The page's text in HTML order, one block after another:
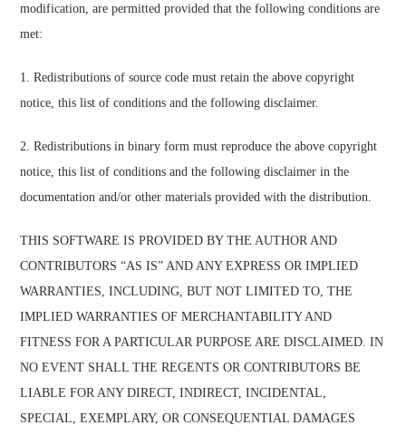
modification, are permitted provided that the following conditions are
met:
1. Redistributions of source code must retain the above copyright
notice, this list of conditions and the following disclaimer.
2. Redistributions in binary form must reproduce the above copyright
notice, this list of conditions and the following disclaimer in the
documentation and/or other materials provided with the distribution.
THIS SOFTWARE IS PROVIDED BY THE AUTHOR AND
CONTRIBUTORS “AS IS” AND ANY EXPRESS OR IMPLIED
WARRANTIES, INCLUDING, BUT NOT LIMITED TO, THE
IMPLIED WARRANTIES OF MERCHANTABILITY AND
FITNESS FOR A PARTICULAR PURPOSE ARE DISCLAIMED. IN
NO EVENT SHALL THE REGENTS OR CONTRIBUTORS BE
LIABLE FOR ANY DIRECT, INDIRECT, INCIDENTAL,
SPECIAL, EXEMPLARY, OR CONSEQUENTIAL DAMAGES